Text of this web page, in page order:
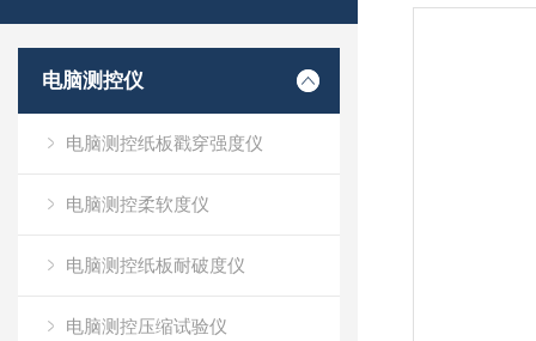
电脑测控仪
电脑测控纸板戳穿强度仪
电脑测控柔软度仪
电脑测控纸板耐破度仪
电脑测控压缩试验仪